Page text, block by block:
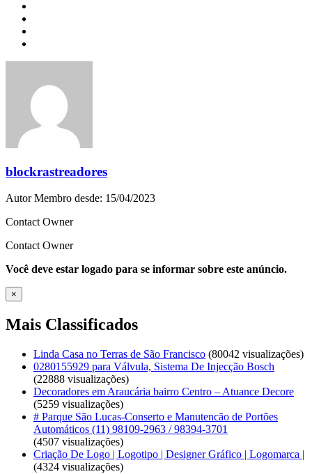
blockrastreadores
Autor Membro desde: 15/04/2023
Contact Owner
Contact Owner
Você deve estar logado para se informar sobre este anúncio.
×
Mais Classificados
Linda Casa no Terras de São Francisco (80042 visualizações)
0280155929 para Válvula, Sistema De Injecção Bosch
(22888 visualizações)
Decoradores em Araucária bairro Centro – Atuance Decore
(5259 visualizações)
# Parque São Lucas-Conserto e Manutencão de Portões
Automáticos (11) 98109-2963 / 98394-3701
(4507 visualizações)
Criação De Logo | Logotipo | Designer Gráfico | Logomarca |
(4324 visualizações)